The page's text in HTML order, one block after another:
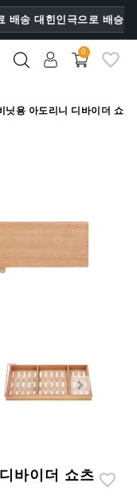
배송 대힌인극으로 배승
0
닛용 아도리니 디바이더 쇼
바이더 쇼츠